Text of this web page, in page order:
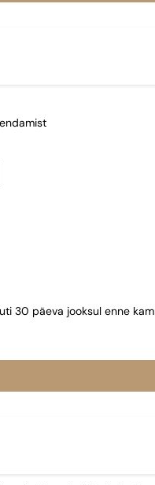
30 päeva jooksul enne